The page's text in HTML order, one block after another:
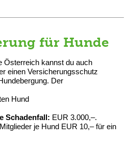
für Hunde
Österreich kannst du auch
einen Versicherungsschutz
Der
Hund
Schadenfall: EUR 3.000,–.
je Hund EUR 10,– für ein